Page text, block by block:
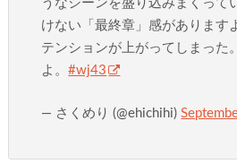
うなシーンを盛り込みまくって
けない「最終章」感があります
テンションが上がってしまった
よ。#wj43
— さくめり (@ehichihi)